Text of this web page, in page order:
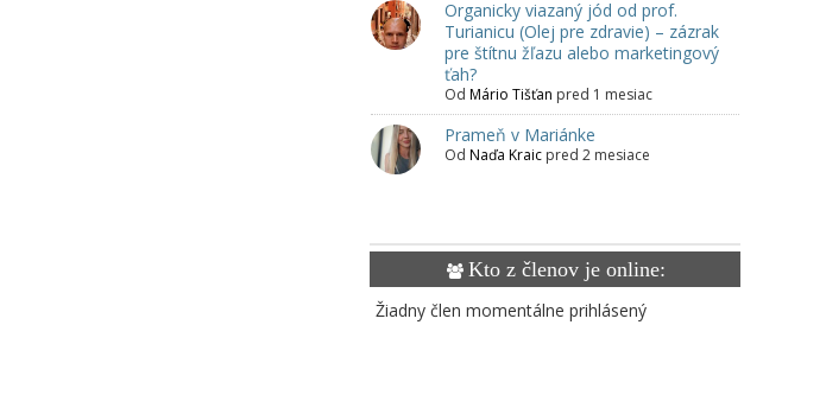
Organicky viazaný jód od prof.
Turianicu (Olej pre zdravie) – zázrak
pre štítnu žľazu alebo marketingový
ťah?
Od Mário Tišťan pred 1 mesiac
Prameň v Mariánke
Od Naďa Kraic pred 2 mesiace
Kto z členov je online:
Žiadny člen momentálne prihlásený